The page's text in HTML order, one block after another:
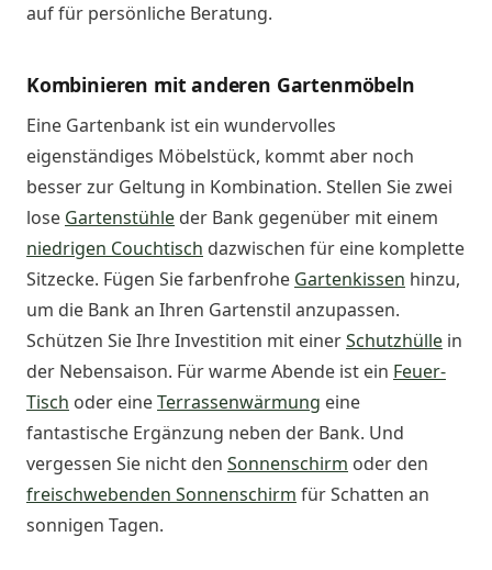
auf für persönliche Beratung.
Kombinieren mit anderen Gartenmöbeln
Eine Gartenbank ist ein wundervolles
eigenständiges Möbelstück, kommt aber noch
besser zur Geltung in Kombination. Stellen Sie zwei
lose Gartenstühle der Bank gegenüber mit einem
niedrigen Couchtisch dazwischen für eine komplette
Sitzecke. Fügen Sie farbenfrohe Gartenkissen hinzu,
um die Bank an Ihren Gartenstil anzupassen.
Schützen Sie Ihre Investition mit einerSchutzhülle in
der Nebensaison. Für warme Abende ist ein Feuer-
Tisch oder eineTerrassenwärmung eine
fantastische Ergänzung neben der Bank. Und
vergessen Sie nicht den Sonnenschirm oder den
freischwebenden Sonnenschirm für Schatten an
sonnigen Tagen.